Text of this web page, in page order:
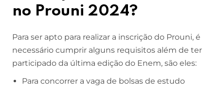
no Prouni 2024?
Para ser apto para realizar a inscrição do Prouni, é
necessário cumprir alguns requisitos além de ter
participado da última edição do Enem, são eles:
Para concorrer a vaga de bolsas de estudo